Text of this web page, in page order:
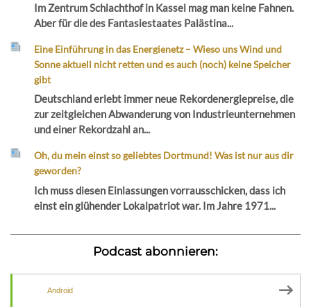
Im Zentrum Schlachthof in Kassel mag man keine Fahnen.
Aber für die des Fantasiestaates Palästina...
Eine Einführung in das Energienetz – Wieso uns Wind und
Sonne aktuell nicht retten und es auch (noch) keine Speicher
gibt
Deutschland erlebt immer neue Rekordenergiepreise, die
zur zeitgleichen Abwanderung von Industrieunternehmen
und einer Rekordzahl an...
Oh, du mein einst so geliebtes Dortmund! Was ist nur aus dir
geworden?
Ich muss diesen Einlassungen vorrausschicken, dass ich
einst ein glühender Lokalpatriot war. Im Jahre 1971...
Podcast abonnieren:
Android